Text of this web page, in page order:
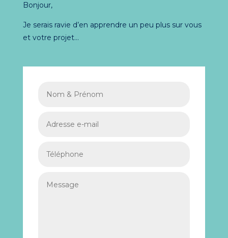
Bonjour,
Je serais ravie d’en apprendre un peu plus sur vous
et votre projet…